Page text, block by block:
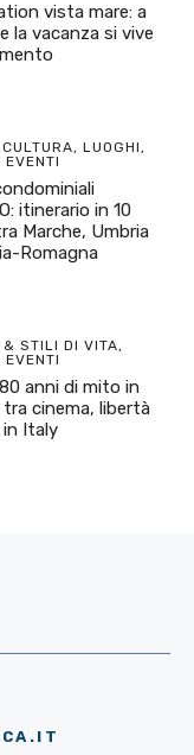
vista mare: a
la vacanza si vive
, LUOGHI,
EVENTI
itinerario in 10
Marche, Umbria
Romagna
& STILI DI VITA,
EVENTI
anni di mito in
cinema, libertà
in Italy